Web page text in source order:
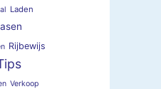
Laden
Rijbewijs
Verkoop